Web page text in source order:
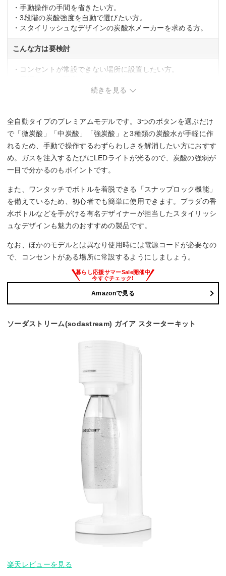
・手動操作の手間を省きたい方。
・3段階の炭酸強度を自動で選びたい方。
・スタイリッシュなデザインの炭酸水メーカーを求める方。
こんな方は要検討
・コンセントが常設できない場所に設置したい方。
続きを見る
全自動タイプのプレミアムモデルです。3つのボタンを選ぶだけ
で「微炭酸」「中炭酸」「強炭酸」と3種類の炭酸水が手軽に作
れるため、手動で操作するわずらわしさを解消したい方におすす
め。ガスを注入するたびにLEDライトが光るので、炭酸の強弱が
一目で分かるのもポイントです。
また、ワンタッチでボトルを着脱できる「スナップロック機能」
を備えているため、初心者でも簡単に使用できます。プラダの香
水ボトルなどを手がける有名デザイナーが担当したスタイリッシ
ュなデザインも魅力のおすすめの製品です。
なお、ほかのモデルとは異なり使用時には電源コードが必要なの
で、コンセントがある場所に常設するようにしましょう。
Amazonで見る
ソーダストリーム(sodastream) ガイア スターターキット
楽天レビューを見る